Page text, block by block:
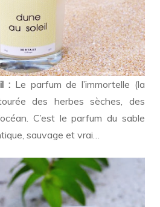
: Le parfum de l’immortelle (la
des herbes sèches, des
C’est le parfum du sable
sauvage et vrai…